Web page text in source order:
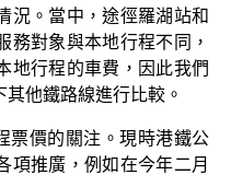
況。當中，途徑羅湖站和
務對象與本地行程不同，
地行程的車費，因此我們
他鐵路線進行比較。
票價的關注。現時港鐵公
項推廣，例如在今年二月